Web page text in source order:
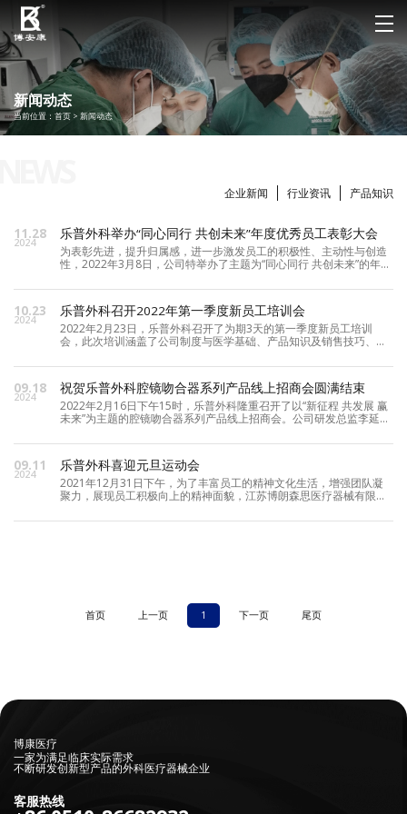
新闻动态
当前位置： 首页 > 新闻动态
企业新闻 行业资讯 产品知识
11.28
2024
乐普外科举办“同心同行 共创未来”年度优秀员工表彰大会
为表彰先进，提升归属感，进一步激发员工的积极性、主动性与创造
性，2022年3月8日，公司特举办了主题为“同心同行 共创未来”的年度
了本次表彰会。外科事业部董事长袁兴红先生为大家作了重要讲话。
公司为鼓励先进、激励后进，在公开公平公正的前提下，评选出了
10.23
2024
乐普外科召开2022年第一季度新员工培训会
2022年2月23日，乐普外科召开了为期3天的第一季度新员工培训
会，此次培训涵盖了公司制度与医学基础、产品知识及销售技巧、产
工作岗位的新要求，公司在此次培训活动中，推陈出新，多种形式相
结合，让新员工在轻松的氛围下认知企业，适应企业。对新员工来
说，入
09.18
2024
祝贺乐普外科腔镜吻合器系列产品线上招商会圆满结束
2022年2月16日下午15时，乐普外科隆重召开了以“新征程 共发展 赢
未来”为主题的腔镜吻合器系列产品线上招商会。公司研发总监李延
从医用耗材带量采购现状分析、腔镜吻合器产品介绍与未来布局、新
形势下如何与代理商共同发展等三个方面与大家作了探讨。直播间观
09.11
2024
乐普外科喜迎元旦运动会
2021年12月31日下午，为了丰富员工的精神文化生活，增强团队凝
聚力，展现员工积极向上的精神面貌，江苏博朗森思医疗器械有限公
首页 上一页 1 下一页 尾页
博康医疗
一家为满足临床实际需求
不断研发创新型产品的外科医疗器械企业
客服热线